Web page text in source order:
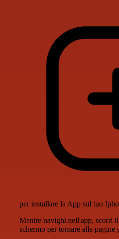
per installare la App sul tuo
Mentre navighi nell'app, scorri
schermo per tornare alle pagine